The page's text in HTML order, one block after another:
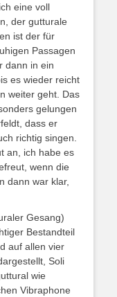
eine voll
der gutturale
ist der für
Passagen
dann in ein
es wieder reicht
weiter geht. Das
gelungen
dass er
richtig singen.
an, ich habe es
wenn die
dann war klar,
Gesang)
Bestandteil
auf allen vier
Soli
wie
Vibraphone